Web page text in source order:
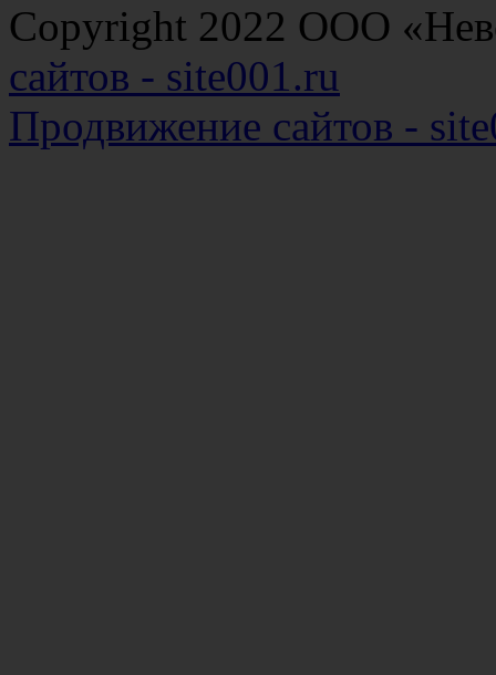
Copyright 2022 ООО
сайтов - site001.ru
Продвижение сайтов -